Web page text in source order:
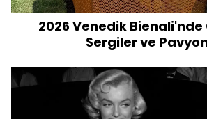
2026 Venedik Bienali'nde
Sergiler ve